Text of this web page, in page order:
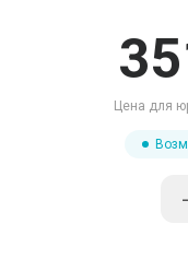
Цена для
-